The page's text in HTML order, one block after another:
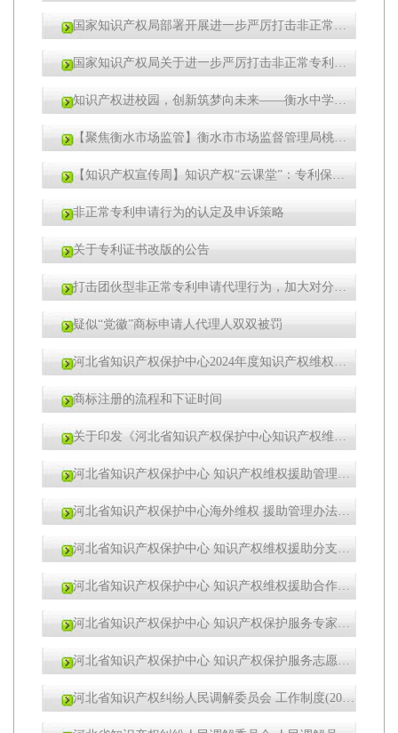
国家知识产权局部署开展进一步严厉打击非正常专利申请代理行为工作
国家知识产权局关于进一步严厉打击非正常专利申请代理行为的通知
知识产权进校园，创新筑梦向未来——衡水中学开展知识产权专题讲座
【聚焦衡水市场监管】衡水市市场监督管理局桃城区分局：知识产权宣传进社区
【知识产权宣传周】知识产权“云课堂”：专利保险和质押
非正常专利申请行为的认定及申诉策略
关于专利证书改版的公告
打击团伙型非正常专利申请代理行为，加大对分散提交规避监管行为处罚，整治“具有特殊通道”等宣传行为|2024年“蓝天”行动实施方案
疑似“党徽”商标申请人代理人双双被罚
河北省知识产权保护中心2024年度知识产权维权援助工作站名单公示
商标注册的流程和下证时间
关于印发《河北省知识产权保护中心知识产权维权援助管理办法（2024年版）》等9个文件的通知
河北省知识产权保护中心 知识产权维权援助管理办法（2024年版）
河北省知识产权保护中心海外维权 援助管理办法（2024年版）
河北省知识产权保护中心 知识产权维权援助分支机构管理办法 （2024年版）
河北省知识产权保护中心 知识产权维权援助合作单位管理办法 （2024年版）
河北省知识产权保护中心 知识产权保护服务专家管理办法（2024年版）
河北省知识产权保护中心 知识产权保护服务志愿者管理办法 （2024年版）
河北省知识产权纠纷人民调解委员会 工作制度(2024年版)